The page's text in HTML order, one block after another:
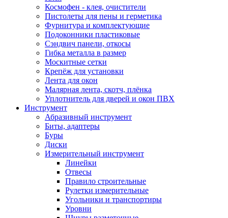
Космофен - клея, очистители
Пистолеты для пены и герметика
Фурнитура и комплектующие
Подоконники пластиковые
Сэндвич панели, откосы
Гибка металла в размер
Москитные сетки
Крепёж для установки
Лента для окон
Малярная лента, скотч, плёнка
Уплотнитель для дверей и окон ПВХ
Инструмент
Абразивный инструмент
Биты, адаптеры
Буры
Диски
Измерительный инструмент
Линейки
Отвесы
Правило строительные
Рулетки измерительные
Угольники и транспортиры
Уровни